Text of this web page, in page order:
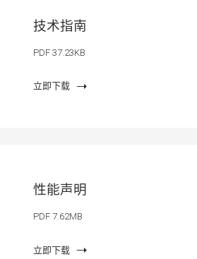
技术指南
PDF 37.23KB
立即下载
性能声明
PDF 7.62MB
立即下载